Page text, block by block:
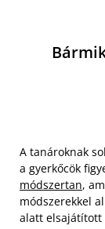
A tanároknak
a gyerkőcök
módszertan,
módszerekkel
alatt elsajátított